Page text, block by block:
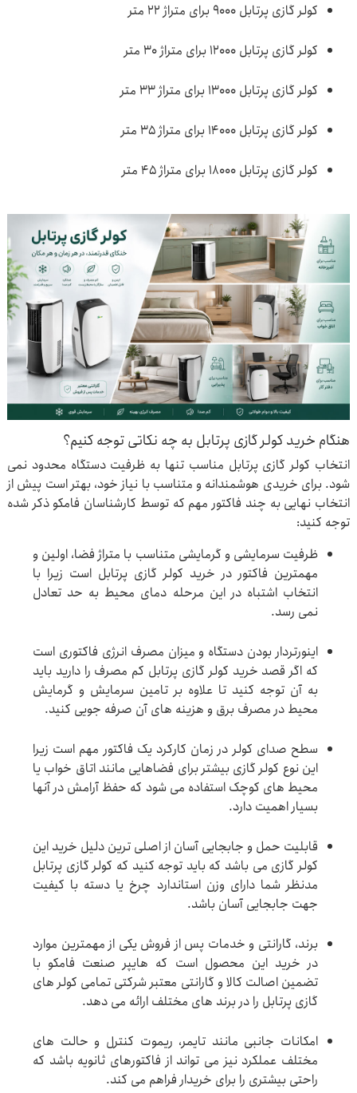
کولر گازی پرتابل 9000 برای متراژ 22 متر
کولر گازی پرتابل 12000 برای متراژ 30 متر
کولر گازی پرتابل 13000 برای متراژ 33 متر
کولر گازی پرتابل 14000 برای متراژ 35 متر
کولر گازی پرتابل 18000 برای متراژ 45 متر
هنگام خرید کولر گازی پرتابل به چه نکاتی توجه کنیم؟
انتخاب کولر گازی پرتابل مناسب تنها به ظرفیت دستگاه محدود نمی
شود. برای خریدی هوشمندانه و متناسب با نیاز خود، بهتر است پیش از
انتخاب نهایی به چند فاکتور مهم که توسط کارشناسان فامکو ذکر شده
توجه کنید:
ظرفیت سرمایشی و گرمایشی متناسب با متراژ فضا، اولین و
مهمترین فاکتور در خرید کولر گازی پرتابل است زیرا با
انتخاب اشتباه در این مرحله دمای محیط به حد تعادل
نمی رسد.
اینورتردار بودن دستگاه و میزان مصرف انرژی فاکتوری است
که اگر قصد خرید کولر گازی پرتابل کم مصرف را دارید باید
به آن توجه کنید تا علاوه بر تامین سرمایش و گرمایش
محیط در مصرف برق و هزینه های آن صرفه جویی کنید.
سطح صدای کولر در زمان کارکرد یک فاکتور مهم است زیرا
این نوع کولر گازی بیشتر برای فضاهایی مانند اتاق خواب یا
محیط های کوچک استفاده می شود که حفظ آرامش در آنها
بسیار اهمیت دارد.
قابلیت حمل و جابجایی آسان از اصلی ترین دلیل خرید این
کولر گازی می باشد که باید توجه کنید که کولر گازی پرتابل
مدنظر شما دارای وزن استاندارد چرخ یا دسته با کیفیت
جهت جابجایی آسان باشد.
برند، گارانتی و خدمات پس از فروش یکی از مهمترین موارد
در خرید این محصول است که هایپر صنعت فامکو با
تضمین اصالت کالا و گارانتی معتبر شرکتی تمامی کولر های
گازی پرتابل را در برند های مختلف ارائه می دهد.
امکانات جانبی مانند تایمر، ریموت کنترل و حالت های
مختلف عملکرد نیز می تواند از فاکتورهای ثانویه باشد که
راحتی بیشتری را برای خریدار فراهم می کند.